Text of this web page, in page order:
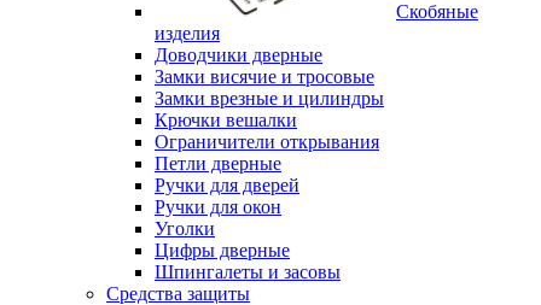
Скобяные
изделия
Доводчики дверные
Замки висячие и тросовые
Замки врезные и цилиндры
Крючки вешалки
Ограничители открывания
Петли дверные
Ручки для дверей
Ручки для окон
Уголки
Цифры дверные
Шпингалеты и засовы
Средства защиты